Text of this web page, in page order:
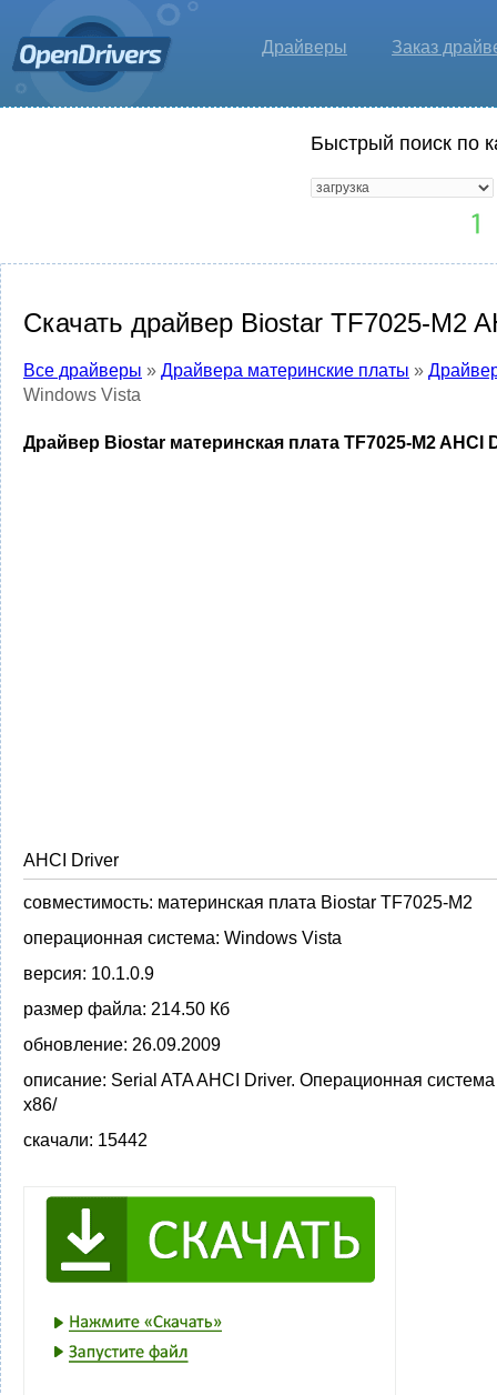
Драйверы Заказ
Быстрый поиск по
Скачать драйвер Biostar TF7025-M2
Все драйверы » Драйвера материнские платы »
Windows Vista
Драйвер Biostar материнская плата TF7025-M2 AHCI
AHCI Driver
совместимость: материнская плата Biostar TF7025-M2
операционная система: Windows Vista
версия: 10.1.0.9
размер файла: 214.50 Кб
обновление: 26.09.2009
описание: Serial ATA AHCI Driver. Операционная
x86/
скачали: 15442